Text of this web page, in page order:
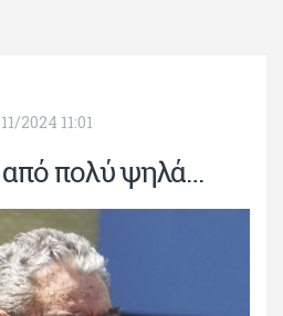
2024 11:01
από πολύ ψηλά…